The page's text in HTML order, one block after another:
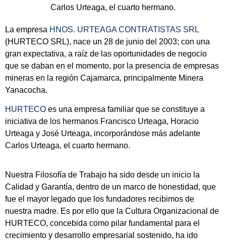
Carlos Urteaga, el cuarto hermano.
La empresa HNOS. URTEAGA CONTRATISTAS SRL
(HURTECO SRL), nace un 28 de junio del 2003; con una
gran expectativa, a raíz de las oportunidades de negocio
que se daban en el momento, por la presencia de empresas
mineras en la región Cajamarca, principalmente Minera
Yanacocha.
HURTECO es una empresa familiar que se constituye a
iniciativa de los hermanos Francisco Urteaga, Horacio
Urteaga y José Urteaga, incorporándose más adelante
Carlos Urteaga, el cuarto hermano.
Nuestra Filosofía de Trabajo ha sido desde un inicio la
Calidad y Garantía, dentro de un marco de honestidad, que
fue el mayor legado que los fundadores recibimos de
nuestra madre. Es por ello que la Cultura Organizacional de
HURTECO, concebida como pilar fundamental para el
crecimiento y desarrollo empresarial sostenido, ha ido